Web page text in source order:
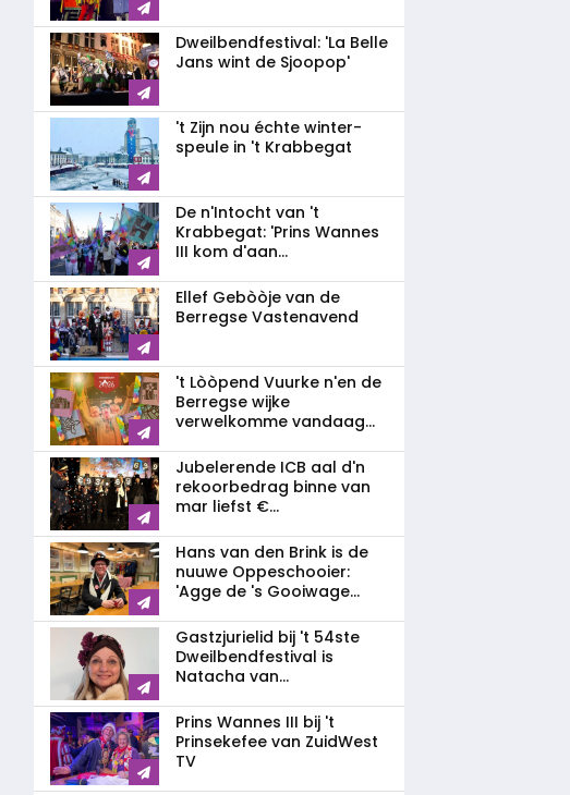
Dweilbendfestival: 'La Belle
Jans wint de Sjoopop'
't Zijn nou échte winter-
speule in 't Krabbegat
De n'Intocht van 't
Krabbegat: 'Prins Wannes
III kom d'aan...
Ellef Gebòòje van de
Berregse Vastenavend
't Lòòpend Vuurke n'en de
Berregse wijke
verwelkomme vandaag...
Jubelerende ICB aal d'n
rekoorbedrag binne van
mar liefst €...
Hans van den Brink is de
nuuwe Oppeschooier:
'Agge de 's Gooiwage...
Gastzjurielid bij 't 54ste
Dweilbendfestival is
Natacha van...
Prins Wannes III bij 't
Prinsekefee van ZuidWest
TV